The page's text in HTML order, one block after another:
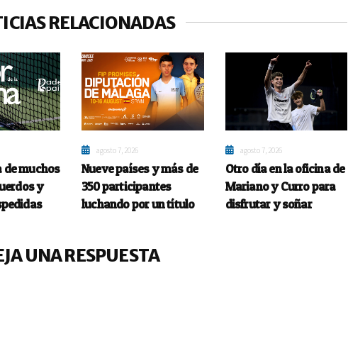
RELACIONADAS
de muchos
y
agosto 7, 2026
Nueve países y más de
350 participantes
luchando por un título
agosto 7, 2026
Otro día en la oficina de
Mariano y Curro para
disfrutar y soñar
UNA RESPUESTA